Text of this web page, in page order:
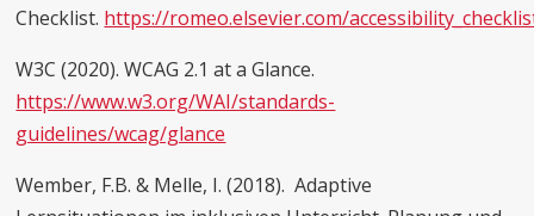
Checklist. https://romeo.elsevier.com/
W3C (2020). WCAG 2.1 at a Glance.
https://www.w3.org/WAI/standards-
guidelines/wcag/glance
Wember, F.B. & Melle, I. (2018). Adaptive